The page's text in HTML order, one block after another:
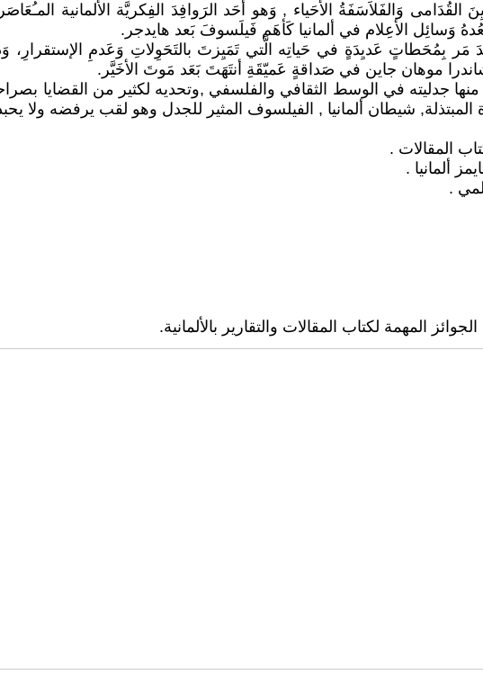
وَالفَلاَسَفَةُ الأَحَياء , وَهو أَحَد الرَوافِدَ الفِكريَّة الألمانية
وَسائِل الأعِلام في ألمانيا كَأهَم فَيلَسوفَ بَعد هايدجر.
مَر بِمُحَطاتٍ عَديِدَةٍ في حَياتِه الَّتي تَمَيِزتَ بالتَحَوِلاتِ وَعَدمِ الإستقرارِ،
موهان جاين في صَداقةٍ عَميّقَةِ أنتَهَتَ بَعَد مَوتَ الأخَيَّر.
منها جدليته في الوسط الثقافي والفلسفي ,وتحديه لكثير من القضايا
المبتذلة, شيطان ألمانيا , الفيلسوف المثير للجدل وهو لقب يرفضه